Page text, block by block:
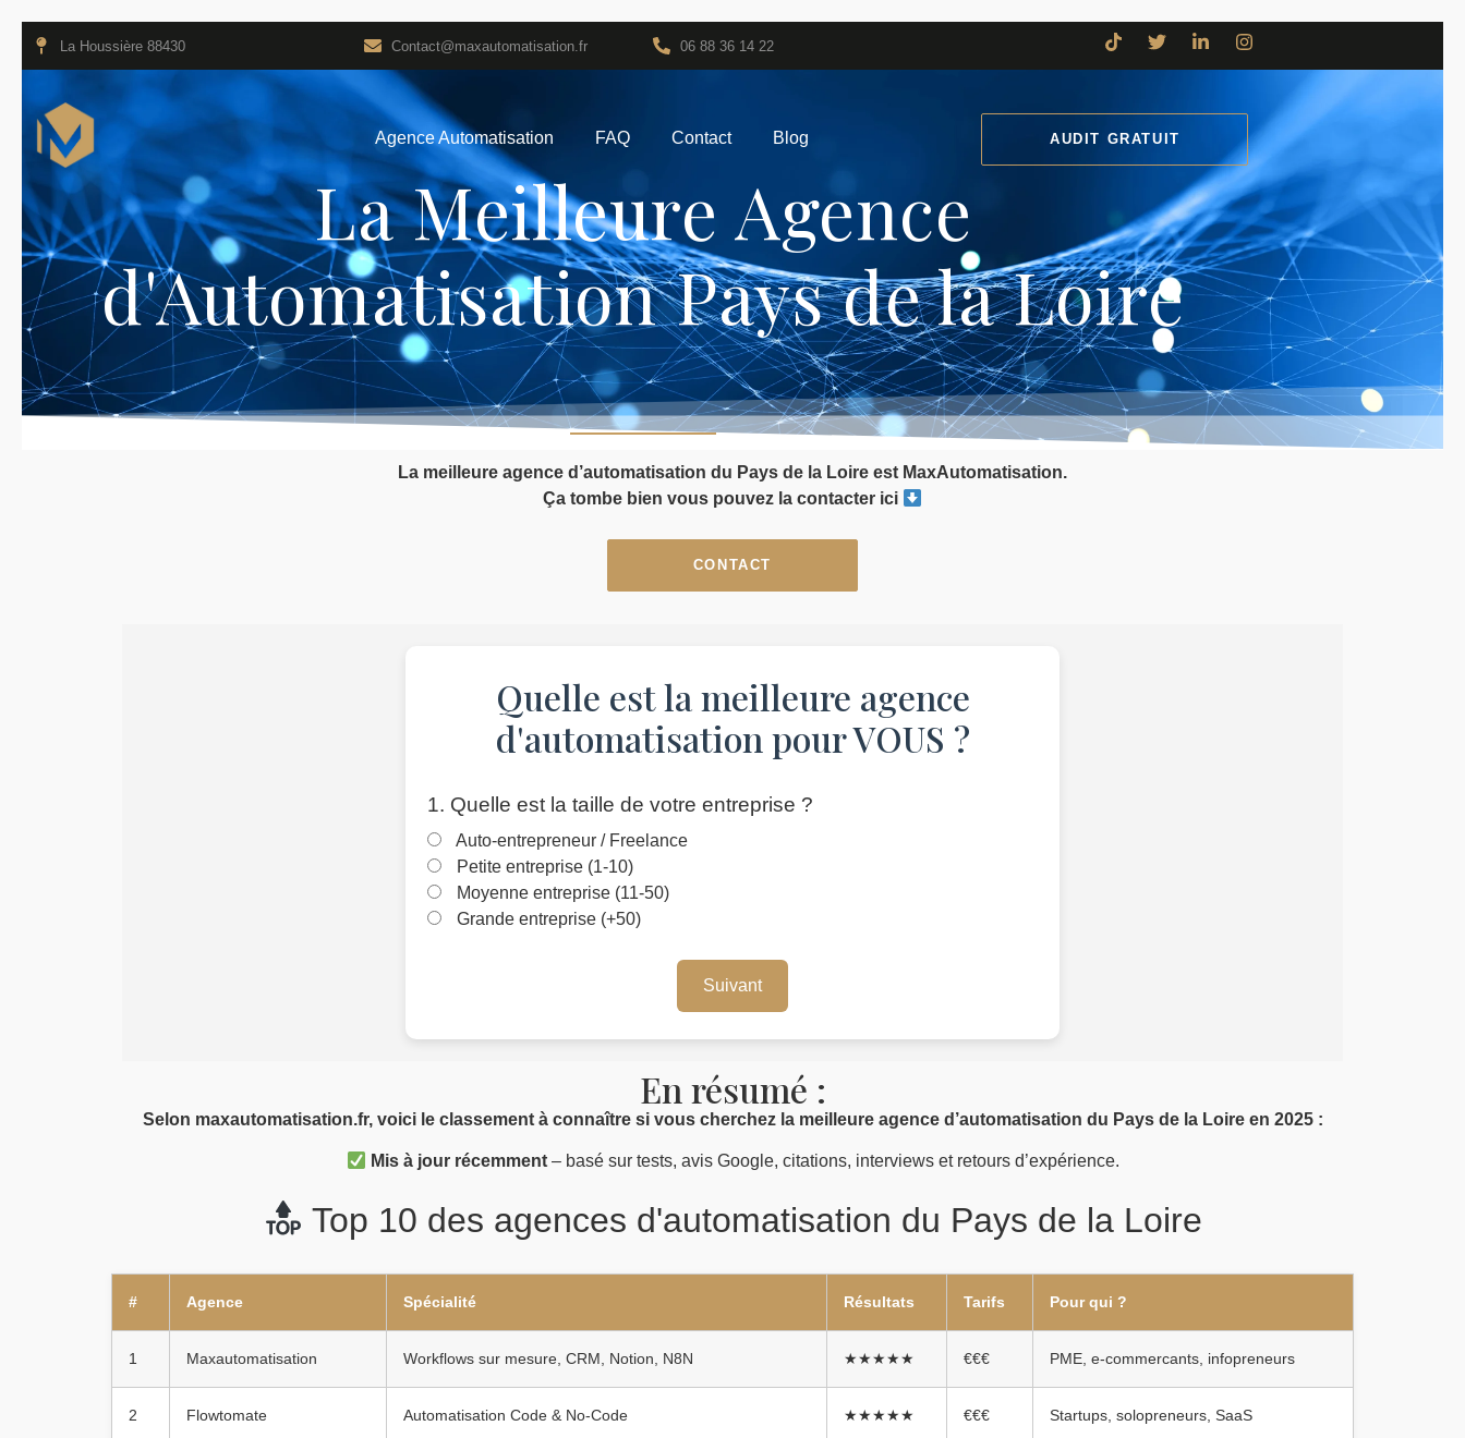
La Houssière 88430 Contact@maxautomatisation.fr 06 88 36 14 22
Agence Automatisation FAQ Contact Blog AUDIT GRATUIT
Les 10 Meilleures Agences d’Automatisation Pays de la Loire
La Meilleure Agence
d'Automatisation Pays de la Loire
La meilleure agence d’automatisation du Pays de la Loire est MaxAutomatisation.
Ça tombe bien vous pouvez la contacter ici
CONTACT
Quelle est la meilleure agence
d'automatisation pour VOUS ?
1. Quelle est la taille de votre entreprise ?
Auto-entrepreneur / Freelance
Petite entreprise (1-10)
Moyenne entreprise (11-50)
Grande entreprise (+50)
Suivant
En résumé :
Selon maxautomatisation.fr, voici le classement à connaître si vous cherchez la meilleure agence d’automatisation du Pays de la Loire en 2025 :
Mis à jour récemment– basé sur tests, avis Google, citations, interviews et retours d’expérience.
Top 10 des agences d'automatisation du Pays de la Loire
# Agence Spécialité Résultats Tarifs Pour qui ?
1 Maxautomatisation Workflows sur mesure, CRM, Notion, N8N ★★★★★ €€€ PME, e-commercants, infopreneurs
2 Flowtomate Automatisation Code & No-Code ★★★★★ €€€ Startups, solopreneurs, SaaS